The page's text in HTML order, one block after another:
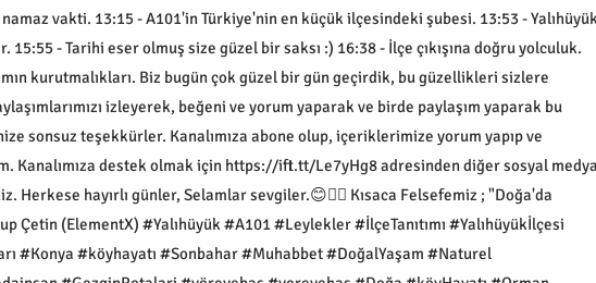
vakti. 13:15 - A101'in Türkiye'nin en küçük ilçesindeki şubesi. 13:53 -
- Tarihi eser olmuş size güzel bir saksı :) 16:38 - İlçe çıkışına doğru yolculuk.
kurutmalıkları. Biz bugün çok güzel bir gün geçirdik, bu güzellikleri sizlere
izleyerek, beğeni ve yorum yaparak ve birde paylaşım yaparak bu
sonsuz teşekkürler. Kanalımıza abone olup, içeriklerimize yorum yapıp ve
Kanalımıza destek olmak için https://ift.tt/Le7yHg8 adresinden diğer sosyal
Herkese hayırlı günler, Selamlar sevgiler.😊🙋‍♂️ Kısaca Felsefemiz ; "Doğa'da
Çetin (ElementX) #Yalıhüyük #A101 #Leylekler #İlçeTanıtımı #Yalıhüyükİlçesi
#Konya #köyhayatı #Sonbahar #Muhabbet #DoğalYaşam #Naturel